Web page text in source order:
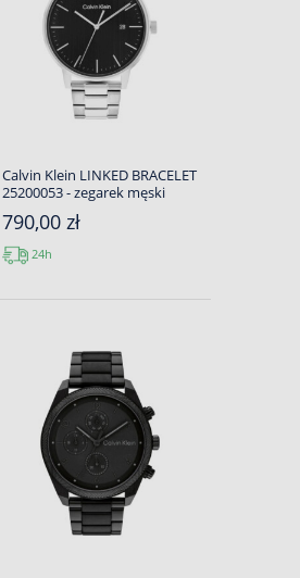
Calvin Klein LINKED BRACELET
25200053 - zegarek męski
790,00 zł
24h